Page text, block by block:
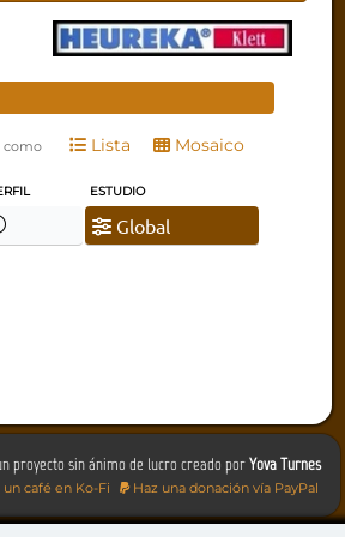
como Lista Mosaico
ESTUDIO
Global
proyecto sin ánimo de lucro creado porYova Turnes
café en Ko-Fi Haz una donación vía PayPal